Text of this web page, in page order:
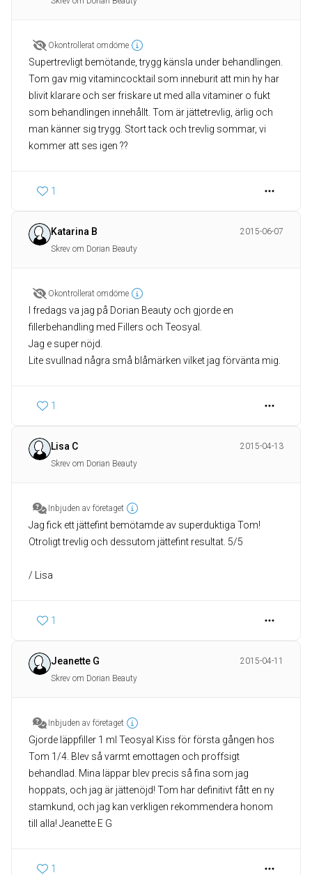
Okontrollerat omdöme
Supertrevligt bemötande, trygg känsla under behandlingen.
Tom gav mig vitamincocktail som inneburit att min hy har
blivit klarare och ser friskare ut med alla vitaminer o fukt
som behandlingen innehållt. Tom är jättetrevlig, ärlig och
man känner sig trygg. Stort tack och trevlig sommar, vi
kommer att ses igen ??
1
Katarina B
2015-06-07
Skrev om Dorian Beauty
Okontrollerat omdöme
I fredags va jag på Dorian Beauty och gjorde en
fillerbehandling med Fillers och Teosyal.
Jag e super nöjd.
Lite svullnad några små blåmärken vilket jag förvänta mig.
1
Lisa C
2015-04-13
Skrev om Dorian Beauty
Inbjuden av företaget
Jag fick ett jättefint bemötamde av superduktiga Tom!
Otroligt trevlig och dessutom jättefint resultat. 5/5
/ Lisa
1
Jeanette G
2015-04-11
Skrev om Dorian Beauty
Inbjuden av företaget
Gjorde läppfiller 1 ml Teosyal Kiss för första gången hos
Tom 1/4. Blev så varmt emottagen och proffsigt
behandlad. Mina läppar blev precis så fina som jag
hoppats, och jag är jättenöjd! Tom har definitivt fått en ny
stamkund, och jag kan verkligen rekommendera honom
till alla! Jeanette E G
1